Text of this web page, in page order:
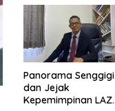
Panorama Senggigi
dan Jejak
Kepemimpinan LAZ